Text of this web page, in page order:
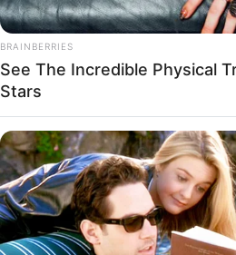
BRAINBERRIES
See The Incredible Physical
Stars